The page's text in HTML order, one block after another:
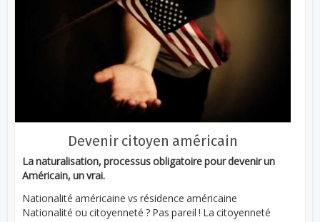
Devenir citoyen américain
La naturalisation, processus obligatoire pour devenir un
Américain, un vrai.
Nationalité américaine vs résidence américaine
Nationalité ou citoyenneté ? Pas pareil ! La citoyenneté